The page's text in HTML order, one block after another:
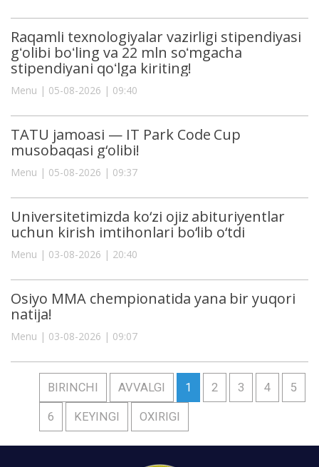
Raqamli texnologiyalar vazirligi stipendiyasi
gʻolibi boʻling va 22 mln soʻmgacha
stipendiyani qoʻlga kiriting!
Menu | 05-08-2026 | 09:40
TATU jamoasi — IT Park Code Cup
musobaqasi g‘olibi!
Menu | 05-08-2026 | 09:37
Universitetimizda ko‘zi ojiz abituriyentlar
uchun kirish imtihonlari bo‘lib o‘tdi
Menu | 03-08-2026 | 20:40
Osiyo MMA chempionatida yana bir yuqori
natija!
Menu | 03-08-2026 | 09:07
BIRINCHI AVVALGI 1 2 3 4 5
6 KEYINGI OXIRIGI